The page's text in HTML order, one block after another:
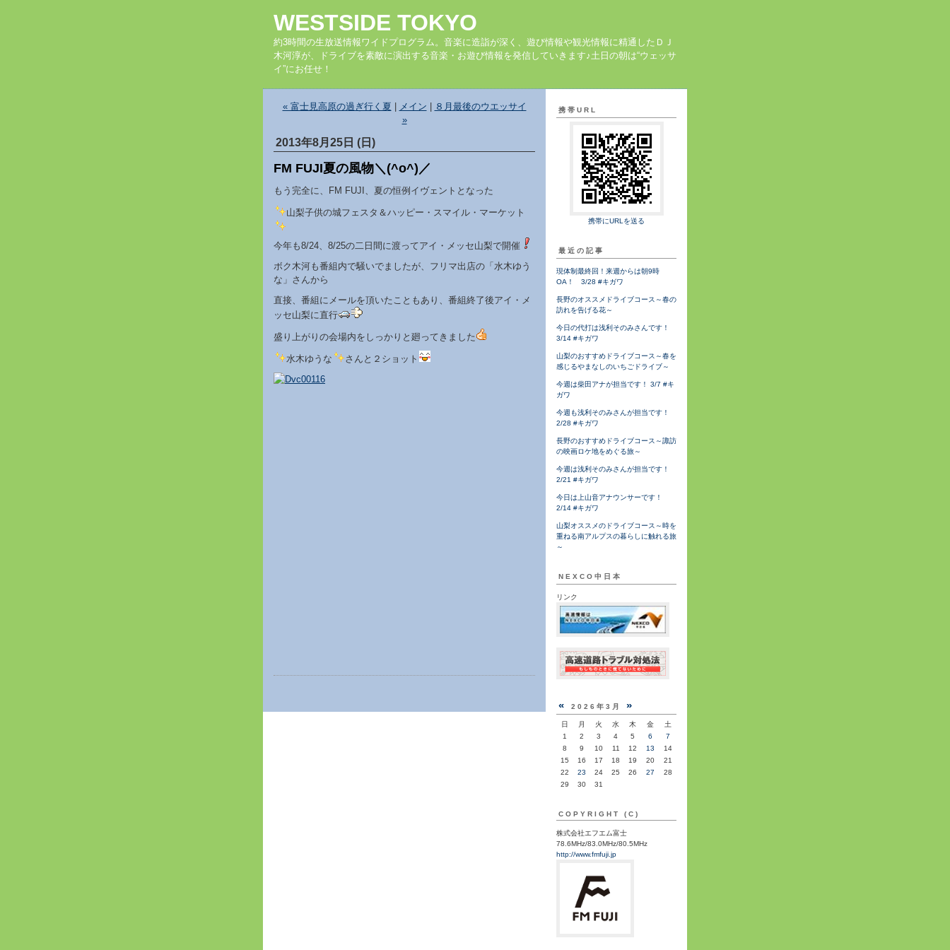
WESTSIDE TOKYO
約3時間の生放送情報ワイドプログラム。音楽に造詣が深く、遊び情報や観光情報に精通したＤＪ
木河淳が、ドライブを素敵に演出する音楽・お遊び情報を発信していきます♪土日の朝は“ウェッサ
イ”にお任せ！
« 富士見高原の過ぎ行く夏 メイン
８月最後のウエッサイ
»
2013年8月25日 (日)
FM FUJI夏の風物＼(^o^)／
もう完全に、FM FUJI、夏の恒例イヴェントとなった
山梨子供の城フェスタ＆ハッピー・スマイル・マーケット
今年も8/24、8/25の二日間に渡ってアイ・メッセ山梨で開催
ボク木河も番組内で騒いでましたが、フリマ出店の「水木ゆう
な」さんから
直接、番組にメールを頂いたこともあり、番組終了後アイ・メ
ッセ山梨に直行
盛り上がりの会場内をしっかりと廻ってきました
水木ゆうな さんと２ショット
携帯URL
携帯にURLを送る
最近の記事
現体制最終回！来週からは朝9時
OA！ 3/28 #キガワ
長野のオススメドライブコース～春の
訪れを告げる花～
今日の代打は浅利そのみさんです！
3/14 #キガワ
山梨のおすすめドライブコース～春を
感じるやまなしのいちごドライブ～
今週は柴田アナが担当です！ 3/7 #キ
ガワ
今週も浅利そのみさんが担当です！
2/28 #キガワ
長野のおすすめドライブコース～諏訪
の映画ロケ地をめぐる旅～
今週は浅利そのみさんが担当です！
2/21 #キガワ
今日は上山音アナウンサーです！
2/14 #キガワ
山梨オススメのドライブコース～時を
重ねる南アルプスの暮らしに触れる旅
～
NEXCO中日本
リンク
« 2026年3月 »
日 月 火 水 木 金
土
1
2 3 4 5 6
7
8
9 10 11 12 13
14
15
16 17 18 19 20
21
22
23 24 25 26 27
28
29
30 31
COPYRIGHT (C)
株式会社エフエム富士
78.6MHz/83.0MHz/80.5MHz
http://www.fmfuji.jp